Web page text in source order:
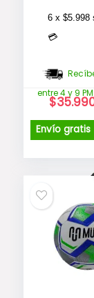
SZ76 x $5.998
💳
entre 4 y 9 PM
El
original
era:
$
Envío gratis